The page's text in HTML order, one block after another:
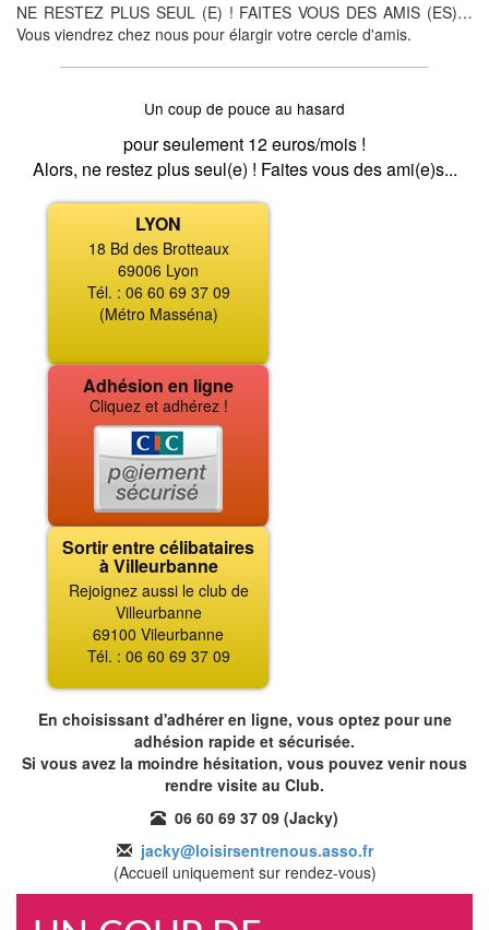
NE RESTEZ PLUS SEUL (E) ! FAITES VOUS DES AMIS (ES)…
Vous viendrez chez nous pour élargir votre cercle d'amis.
Un coup de pouce au hasard
pour seulement 12 euros/mois !
Alors, ne restez plus seul(e) ! Faites vous des ami(e)s...
LYON
18 Bd des Brotteaux
69006 Lyon
Tél. : 06 60 69 37 09
(Métro Masséna)
Adhésion en ligne
Cliquez et adhérez !
Sortir entre célibataires
à Villeurbanne
Rejoignez aussi le club de
Villeurbanne
69100 Vileurbanne
Tél. : 06 60 69 37 09
En choisissant d'adhérer en ligne, vous optez pour une
adhésion rapide et sécurisée.
Si vous avez la moindre hésitation, vous pouvez venir nous
rendre visite au Club.
06 60 69 37 09 (Jacky)
jacky@loisirsentrenous.asso.fr
(Accueil uniquement sur rendez-vous)